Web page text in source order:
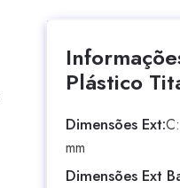
Plástico
Dimensões Ext:
mm
Dimensões Ext